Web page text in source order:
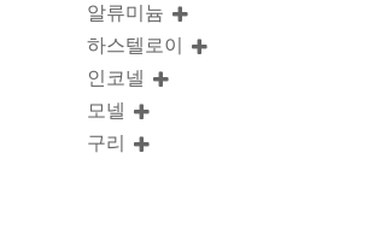
알류미늄
하스텔로이
인코넬
모넬
구리